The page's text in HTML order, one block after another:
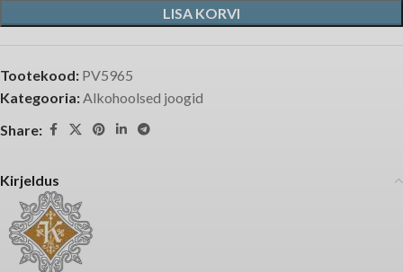
LISA KORVI
Tootekood: PV5965
Kategooria:Alkohoolsed joogid
Share:
Kirjeldus